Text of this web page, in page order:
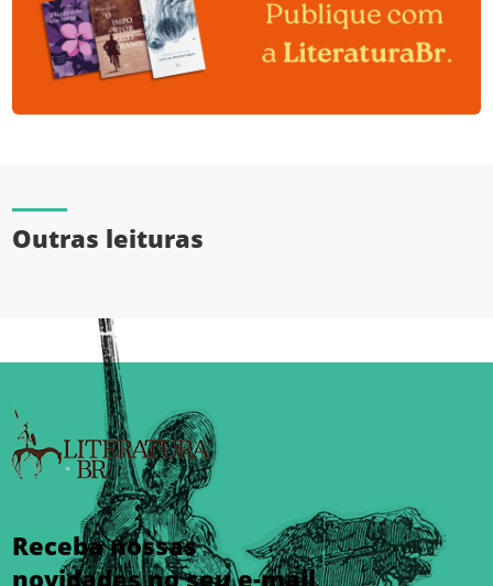
Outras leituras
Receba nossas
novidades no seu e-mail